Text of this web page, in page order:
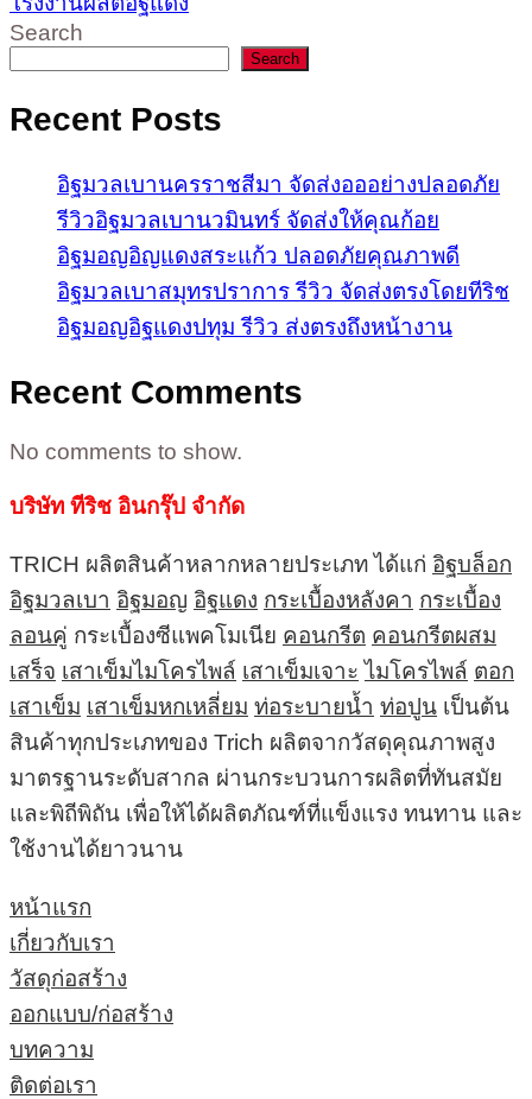
Search
Search
Recent Posts
อิฐมวลเบานครราชสีมา จัดส่งอออย่างปลอดภัย
รีวิวอิฐมวลเบานวมินทร์ จัดส่งให้คุณก้อย
อิฐมอญอิญแดงสระแก้ว ปลอดภัยคุณภาพดี
อิฐมวลเบาสมุทรปราการ รีวิว จัดส่งตรงโดยทีริช
อิฐมอญอิฐแดงปทุม รีวิว ส่งตรงถึงหน้างาน
Recent Comments
No comments to show.
บริษัท ทีริช อินกรุ๊ป จำกัด
TRICH ผลิตสินค้าหลากหลายประเภท ได้แก่ อิฐบล็อก
อิฐมวลเบา อิฐมอญ อิฐแดง กระเบื้องหลังคา กระเบื้อง
ลอนคู่ กระเบื้องซีแพคโมเนีย คอนกรีต คอนกรีตผสม
เสร็จ เสาเข็มไมโครไพล์ เสาเข็มเจาะ ไมโครไพล์ ตอก
เสาเข็ม เสาเข็มหกเหลี่ยม ท่อระบายน้ำ ท่อปูน เป็นต้น
สินค้าทุกประเภทของ Trich ผลิตจากวัสดุคุณภาพสูง
มาตรฐานระดับสากล ผ่านกระบวนการผลิตที่ทันสมัย
และพิถีพิถัน เพื่อให้ได้ผลิตภัณฑ์ที่แข็งแรง ทนทาน และ
ใช้งานได้ยาวนาน
หน้าแรก
เกี่ยวกับเรา
วัสดุก่อสร้าง
ออกแบบ/ก่อสร้าง
บทความ
ติดต่อเรา